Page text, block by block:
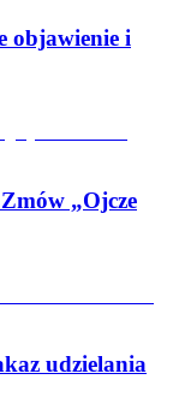
objawienie i
„Ojcze
udzielania